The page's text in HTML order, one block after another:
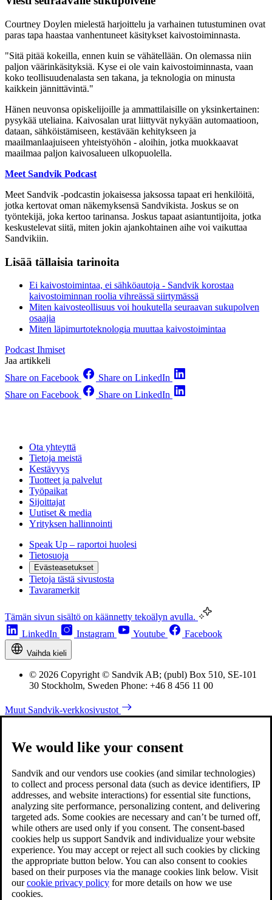
Courtney Doylen mielestä harjoittelu ja varhainen tutustuminen ovat
paras tapa haastaa vanhentuneet käsitykset kaivostoiminnasta.
"Sitä pitää kokeilla, ennen kuin se vähätellään. On olemassa niin
paljon väärinkäsityksiä. Kyse ei ole vain kaivostoiminnasta, vaan
koko teollisuudenalasta sen takana, ja teknologia on minusta
kaikkein jännittävintä."
Hänen neuvonsa opiskelijoille ja ammattilaisille on yksinkertainen:
pysykää uteliaina. Kaivosalan urat liittyvät nykyään automaatioon,
dataan, sähköistämiseen, kestävään kehitykseen ja
maailmanlaajuiseen yhteistyöhön - aloihin, jotka muokkaavat
maailmaa paljon kaivosalueen ulkopuolella.
Meet Sandvik Podcast
Meet Sandvik -podcastin jokaisessa jaksossa tapaat eri henkilöitä,
jotka kertovat oman näkemyksensä Sandvikista. Joskus se on
työntekijä, joka kertoo tarinansa. Joskus tapaat asiantuntijoita, jotka
keskustelevat siitä, miten jokin ajankohtainen aihe voi vaikuttaa
Sandvikiin.
Lisää tällaisia tarinoita
Ei kaivostoimintaa, ei sähköautoja - Sandvik korostaa
kaivostoiminnan roolia vihreässä siirtymässä
Miten kaivosteollisuus voi houkutella seuraavan sukupolven
osaajia
Miten läpimurtoteknologia muuttaa kaivostoimintaa
Podcast Ihmiset
Jaa artikkeli
Share on Facebook
Share on LinkedIn
Share on Facebook
Share on LinkedIn
Ota yhteyttä
Tietoja meistä
Kestävyys
Tuotteet ja palvelut
Työpaikat
Sijoittajat
Uutiset & media
Yrityksen hallinnointi
Speak Up – raportoi huolesi
Tietosuoja
Evästeasetukset
Tietoja tästä sivustosta
Tavaramerkit
Tämän sivun sisältö on käännetty tekoälyn avulla.
LinkedIn
Instagram Youtube Facebook
Vaihda kieli
© 2026 Copyright © Sandvik AB; (publ) Box 510, SE-101
30 Stockholm, Sweden Phone: +46 8 456 11 00
Muut Sandvik-verkkosivustot
We would like your consent
Sandvik and our vendors use cookies (and similar technologies)
to collect and process personal data (such as device identifiers, IP
addresses, and website interactions) for essential site functions,
analyzing site performance, personalizing content, and delivering
targeted ads. Some cookies are necessary and can’t be turned off,
while others are used only if you consent. The consent-based
cookies help us support Sandvik and individualize your website
experience. You may accept or reject all such cookies by clicking
the appropriate button below. You can also consent to cookies
based on their purposes via the manage cookies link below. Visit
ourcookie privacy policy for more details on how we use
cookies.